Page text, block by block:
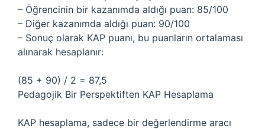
– Öğrencinin bir kazanımda aldığı puan: 85/100
– Diğer kazanımda aldığı puan: 90/100
– Sonuç olarak KAP puanı, bu puanların ortalaması
alınarak hesaplanır:
(85 + 90) / 2 = 87,5
Pedagojik Bir Perspektiften KAP Hesaplama
KAP hesaplama, sadece bir değerlendirme aracı